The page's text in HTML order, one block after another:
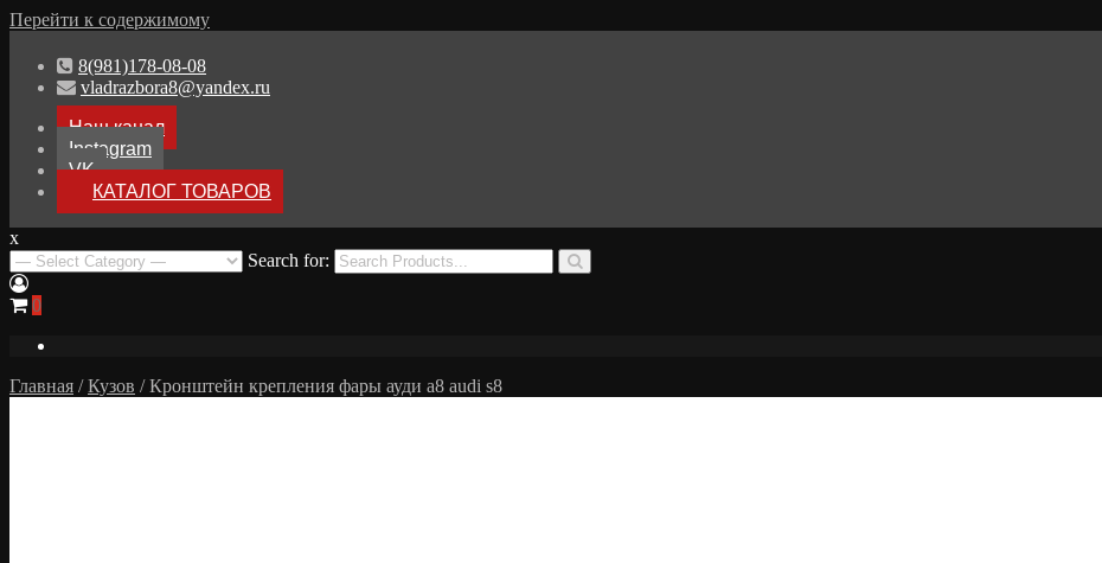
Перейти к содержимому
8(981)178-08-08
vladrazbora8@yandex.ru
Наш канал
Instagram
VK
КАТАЛОГ ТОВАРОВ
Разбор Ауди А8
Разборка Audi A8 D3
x
Search for:
0
Главная /Кузов / Кронштейн крепления фары ауди а8 audi s8